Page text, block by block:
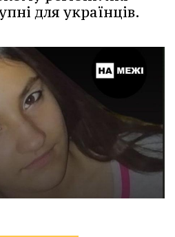
для українців.